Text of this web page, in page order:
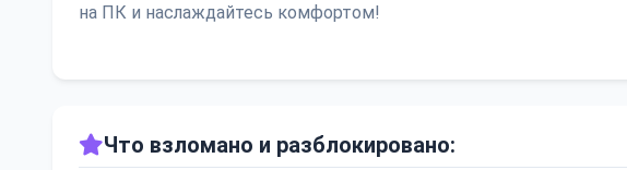
на ПК и наслаждайтесь комфортом!
Что взломано и разблокировано: